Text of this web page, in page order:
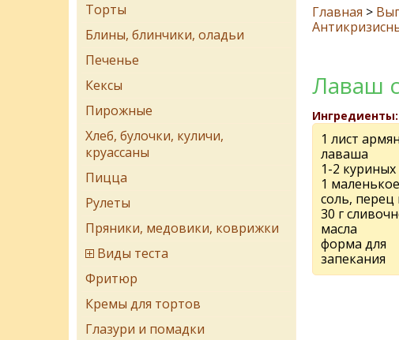
Главная >
Лаваш
Ингредиенты:
1 лист
лаваша
1-2 куриных
1
соль, перец
30 г
масла
форма для
запекания
Торты
Блины, блинчики, оладьи
Печенье
Кексы
Пирожные
Хлеб, булочки, куличи,
круассаны
Пицца
Рулеты
Пряники, медовики, коврижки
Виды теста
Фритюр
Кремы для тортов
Глазури и помадки